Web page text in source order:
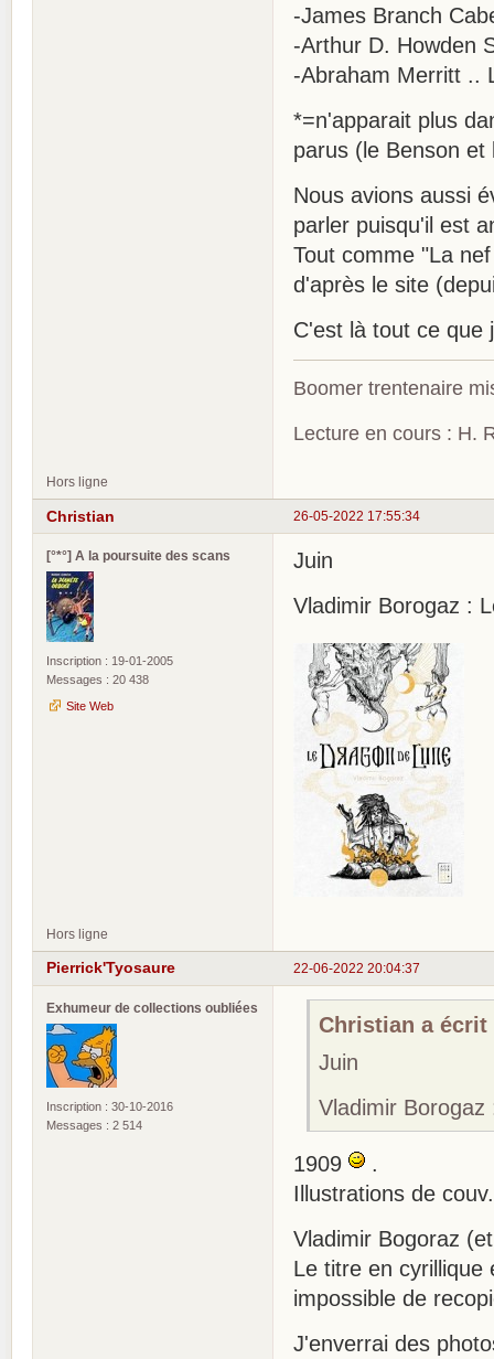
-James Branch
-Arthur D. Howden
-Abraham Merritt ..
*=n'apparait plus
parus (le Benson
Nous avions aussi
parler puisqu'il est
Tout comme "La
d'après le site
C'est là tout ce
Boomer trentenaire
Lecture en cours : H.
Hors ligne
26-05-2022 17:55:34
Christian
[°*°] A la poursuite des scans
Inscription : 19-01-2005
Messages : 20 438
Site Web
Juin
Vladimir Borogaz :
Hors ligne
22-06-2022 20:04:37
Pierrick'Tyosaure
Exhumeur de collections oubliées
Inscription : 30-10-2016
Messages : 2 514
Christian a écrit
Juin
Vladimir
1909
.
Illustrations de
Vladimir Bogoraz
Le titre en cyrillique
impossible de
J'enverrai des